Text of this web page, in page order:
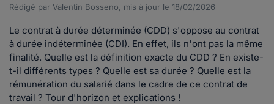
Rédigé par Valentin Bosseno, mis à jour le 18/02/2026
Le contrat à durée déterminée (CDD) s'oppose au contrat
à durée indéterminée (CDI). En effet, ils n'ont pas la même
finalité. Quelle est la définition exacte du CDD ? En existe-
t-il différents types ? Quelle est sa durée ? Quelle est la
rémunération du salarié dans le cadre de ce contrat de
travail ? Tour d'horizon et explications !